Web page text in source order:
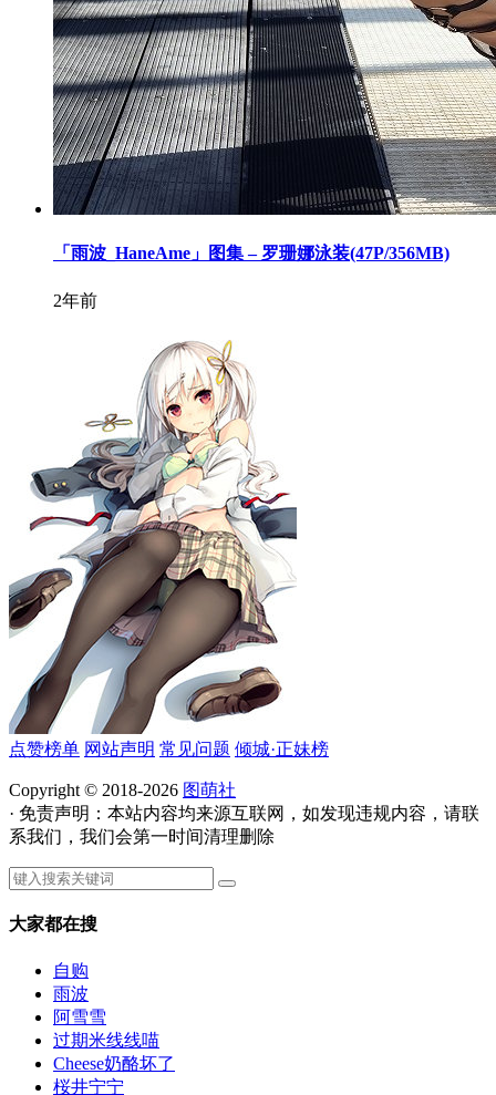
「雨波_HaneAme」图集 – 罗珊娜泳装(47P/356MB)
2年前
点赞榜单 网站声明 常见问题 倾城·正妹榜
Copyright © 2018-2026 图萌社
· 免责声明：本站内容均来源互联网，如发现违规内容，请联
系我们，我们会第一时间清理删除
大家都在搜
自购
雨波
阿雪雪
过期米线线喵
Cheese奶酪坏了
桜井宁宁